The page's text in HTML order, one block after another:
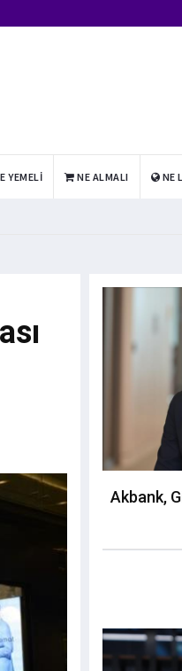
YEMELI NE ALMALI NE
Akbank,